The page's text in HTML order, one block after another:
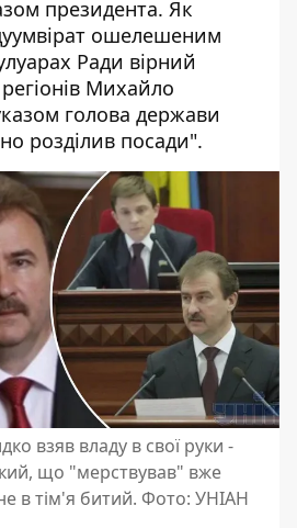
президента. Як
ошелешеним
Ради вірний
Михайло
голова держави
розділив посади".
взяв владу в свої руки -
що "мерствував" вже
в тім'я битий. Фото: УНІАН